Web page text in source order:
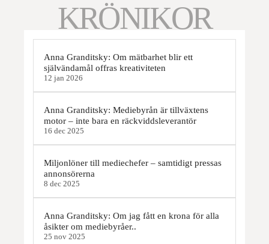
KRÖNIKOR
Anna Granditsky: Om mätbarhet blir ett
självändamål offras kreativiteten
12 jan 2026
Anna Granditsky: Mediebyrån är tillväxtens
motor – inte bara en räckviddsleverantör
16 dec 2025
Miljonlöner till mediechefer – samtidigt pressas
annonsörerna
8 dec 2025
Anna Granditsky: Om jag fått en krona för alla
åsikter om mediebyråer..
25 nov 2025